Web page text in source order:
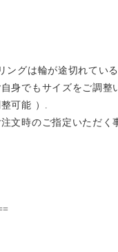
ングは輪が途切れてい
自身でもサイズをご調整
可能 ）.
注文時のご指定いただく